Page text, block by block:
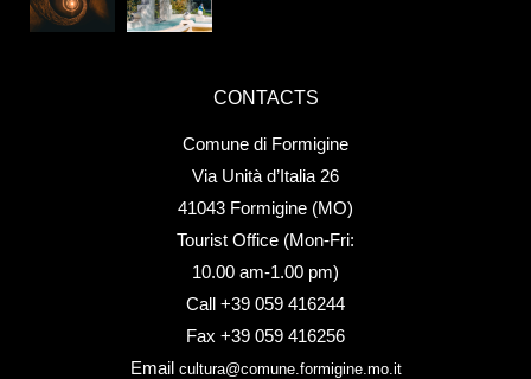
CONTACTS
Comune di Formigine
Via Unità d’Italia 26
41043 Formigine (MO)
Tourist Office (Mon-Fri:
10.00 am-1.00 pm)
Call +39 059 416244
Fax +39 059 416256
Email cultura@comune.formigine.mo.it